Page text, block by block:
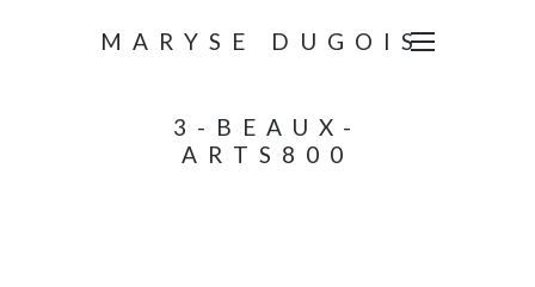
MARYSE DUGOIS
3-BEAUX-
ARTS800